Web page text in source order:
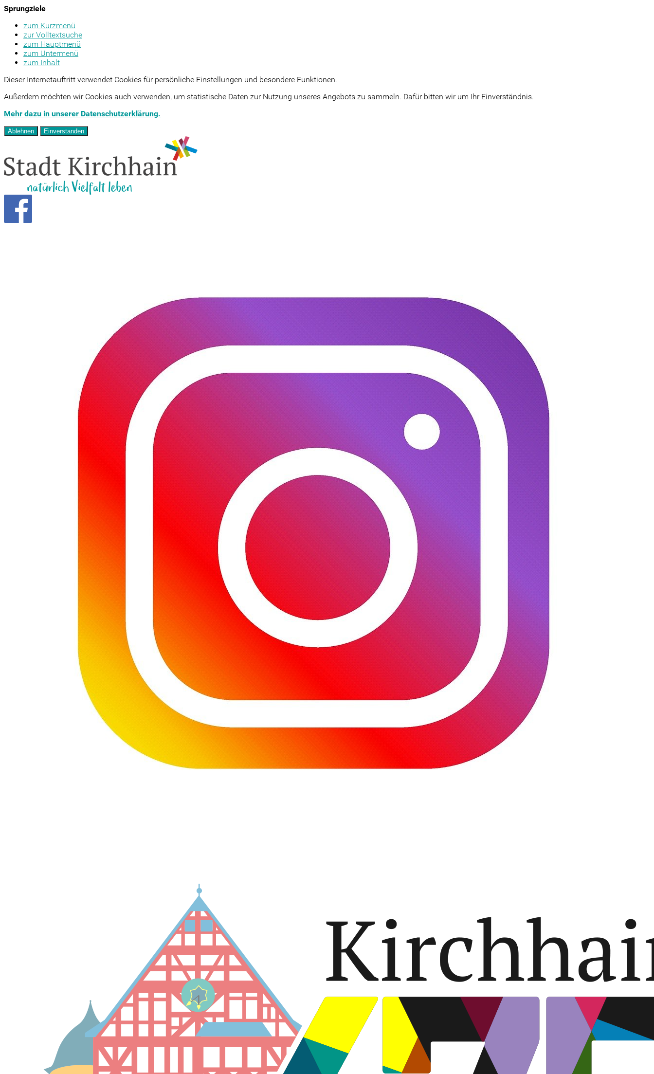
Sprungziele
zum Kurzmenü
zur Volltextsuche
zum Hauptmenü
zum Untermenü
zum Inhalt
Dieser Internetauftritt verwendet Cookies für persönliche Einstellungen und besondere Funktionen.
Außerdem möchten wir Cookies auch verwenden, um statistische Daten zur Nutzung unseres Angebots zu sammeln. Dafür bitten wir um Ihr Einverständnis.
Mehr dazu in unserer Datenschutzerklärung.
Ablehnen Einverstanden